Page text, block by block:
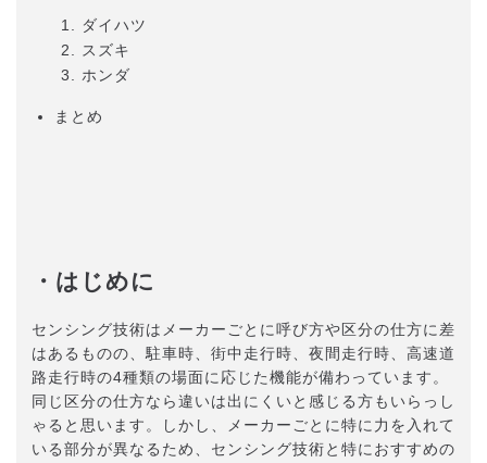
ダイハツ
スズキ
ホンダ
まとめ
・はじめに
センシング技術はメーカーごとに呼び方や区分の仕方に差
はあるものの、駐車時、街中走行時、夜間走行時、高速道
路走行時の4種類の場面に応じた機能が備わっています。
同じ区分の仕方なら違いは出にくいと感じる方もいらっし
ゃると思います。しかし、メーカーごとに特に力を入れて
いる部分が異なるため、センシング技術と特におすすめの